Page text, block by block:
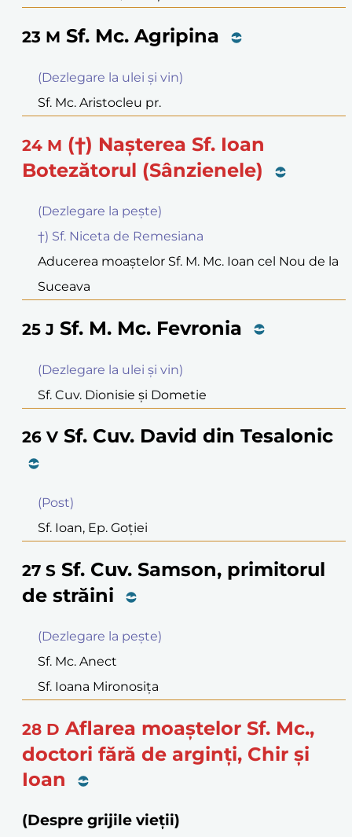
23 M Sf. Mc. Agripina
(Dezlegare la ulei şi vin)
Sf. Mc. Aristocleu pr.
24 M (†) Naşterea Sf. Ioan
Botezătorul (Sânzienele)
(Dezlegare la peşte)
†) Sf. Niceta de Remesiana
Aducerea moaştelor Sf. M. Mc. Ioan cel Nou de la
Suceava
25 J Sf. M. Mc. Fevronia
(Dezlegare la ulei şi vin)
Sf. Cuv. Dionisie şi Dometie
26 V Sf. Cuv. David din Tesalonic
(Post)
Sf. Ioan, Ep. Goţiei
27 S Sf. Cuv. Samson, primitorul
de străini
(Dezlegare la peşte)
Sf. Mc. Anect
Sf. Ioana Mironosiţa
28 D Aflarea moaştelor Sf. Mc.,
doctori fără de arginţi, Chir şi
Ioan
(Despre grijile vieții)